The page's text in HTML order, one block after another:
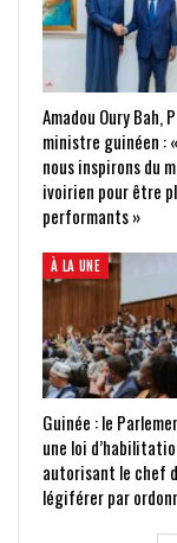
Amadou Oury Bah,
ministre guinéen :
nous inspirons du
ivoirien pour être
performants »
À LA UNE
Guinée : le
une loi
autorisant le chef
légiférer par